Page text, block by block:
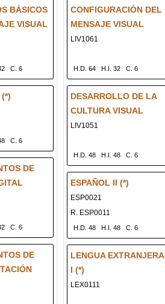
BÁSICOS
VISUAL
C. 6
C. 6
DE
C. 6
DE
CONFIGURACIÓN DEL
MENSAJE VISUAL
LIV1061
H.D. 64 H.I. 32 C. 6
DESARROLLO DE LA
CULTURA VISUAL
LIV1051
H.D. 48 H.I. 48 C. 6
ESPAÑOL II (*)
ESP0021
R. ESP0011
H.D. 48 H.I. 48 C. 6
LENGUA EXTRANJERA
I (*)
LEX0111